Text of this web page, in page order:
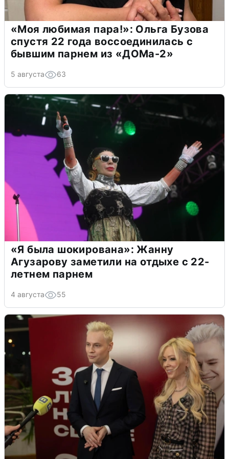
«Моя любимая пара!»: Ольга Бузова
спустя 22 года воссоединилась с
бывшим парнем из «ДОМа-2»
5 августа 63
«Я была шокирована»: Жанну
Агузарову заметили на отдыхе с 22-
летнем парнем
4 августа 55